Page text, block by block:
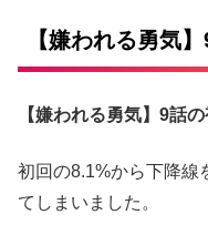
【嫌われる勇気
【嫌われる勇気】9話
初回の8.1%から下降線
てしまいました。